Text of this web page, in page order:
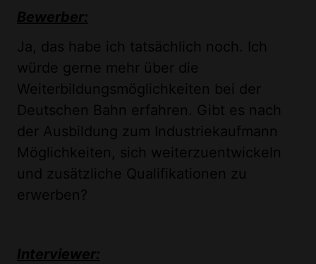
Bewerber:
Ja, das habe ich tatsächlich noch. Ich
würde gerne mehr über die
Weiterbildungsmöglichkeiten bei der
Deutschen Bahn erfahren. Gibt es nach
der Ausbildung zum Industriekaufmann
Möglichkeiten, sich weiterzuentwickeln
und zusätzliche Qualifikationen zu
erwerben?
Interviewer: